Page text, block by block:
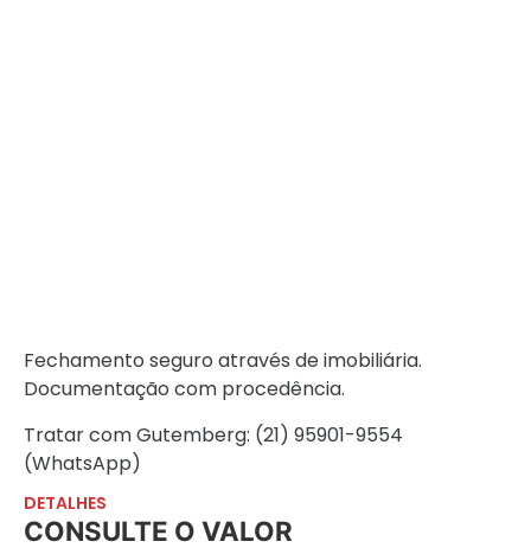
Fechamento seguro através de imobiliária.
Documentação com procedência.
Tratar com Gutemberg: (21) 95901-9554
(WhatsApp)
DETALHES
CONSULTE O VALOR